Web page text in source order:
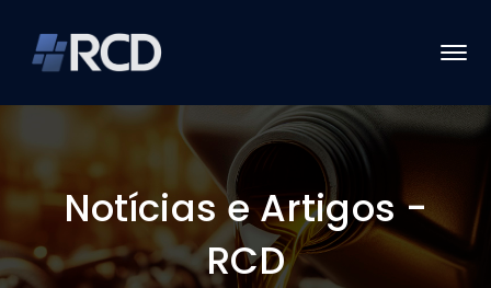
Notícias e Artigos -
RCD